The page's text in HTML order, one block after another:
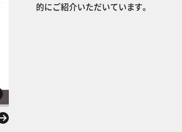
的にご紹介いただいています。